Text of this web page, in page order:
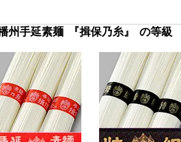
州手延素麺 『揖保乃糸』 の等級